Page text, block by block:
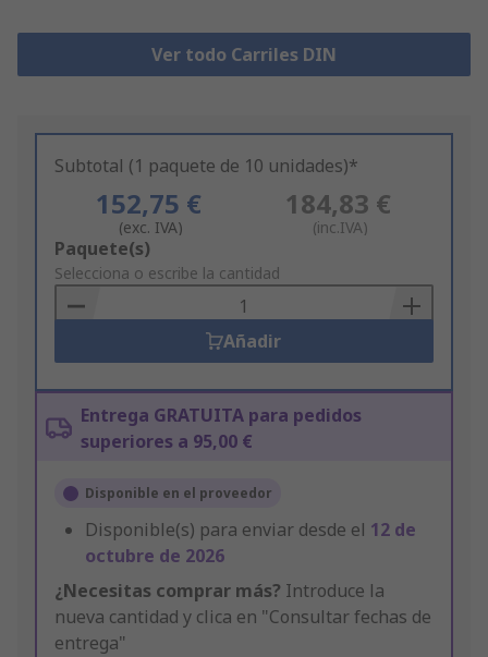
Ver todo Carriles DIN
Subtotal (1 paquete de 10 unidades)*
152,75 €
(exc. IVA)
184,83 €
(inc.IVA)
Add
to
Basket
Paquete(s)
Selecciona o escribe la cantidad
Añadir
Entrega GRATUITA para pedidos
superiores a 95,00 €
Disponible en el proveedor
Disponible(s) para enviar desde el 12 de
octubre de 2026
¿Necesitas comprar más? Introduce la
nueva cantidad y clica en "Consultar fechas de
entrega"